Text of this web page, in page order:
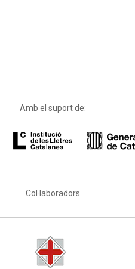
Amb el suport de:
Col·laboradors